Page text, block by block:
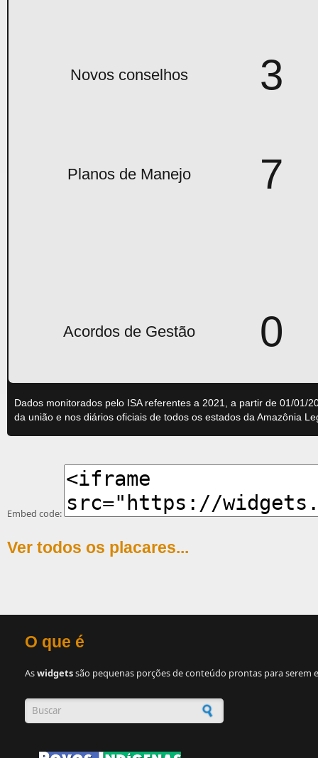
Novos conselhos 3
Planos de Manejo 7
Acordos de Gestão 0
Dados monitorados pelo ISA referentes a 2021, a partir de 01/01/
da união e nos diários oficiais de todos os estados da Amazônia
Embed code:
Ver todos os placares...
O que é
Aswidgetssão pequenas porções de conteúdo prontas para serem
Formulário de busca